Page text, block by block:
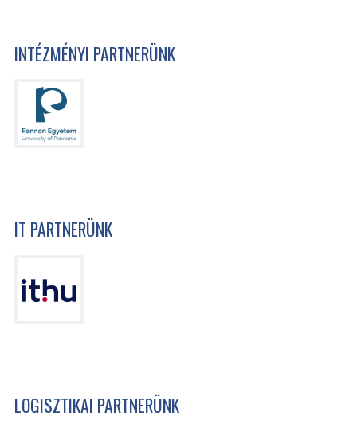
INTÉZMÉNYI PARTNERÜNK
IT PARTNERÜNK
LOGISZTIKAI PARTNERÜNK